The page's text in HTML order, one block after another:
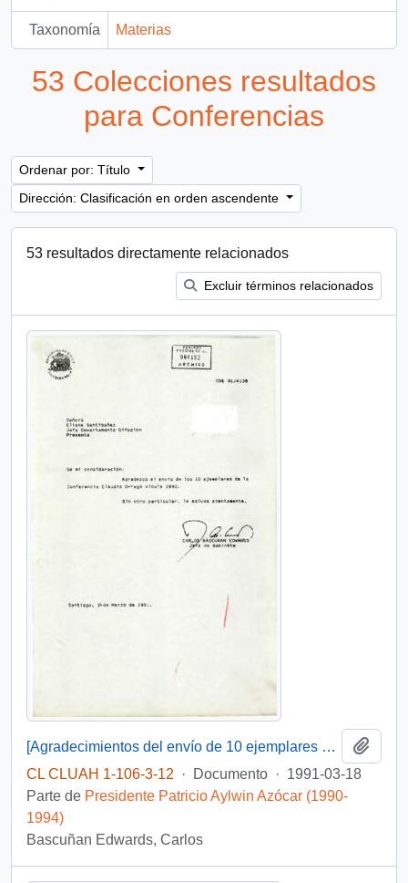
Taxonomía Materias
53 Colecciones resultados
para Conferencias
Ordenar por: Título
Dirección: Clasificación en orden ascendente
53 resultados directamente relacionados
Excluir términos relacionados
[Agradecimientos del envío de 10 ejemplares de la conferencia de Claudio Orrego Vicuña 1990]
CL CLUAH 1-106-3-12
· Documento · 1991-03-18
Parte de Presidente Patricio Aylwin Azócar (1990-
1994)
Bascuñan Edwards, Carlos